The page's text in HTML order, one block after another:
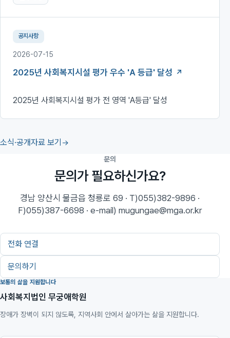
공지사항
2026-07-15
2025년 사회복지시설 평가 우수 'A 등급' 달성
2025년 사회복지시설 평가 전 영역 'A등급' 달성
소식·공개자료 보기
문의
문의가 필요하신가요?
경남 양산시 물금읍 청룡로 69 · T)055)382-9896 ·
F)055)387-6698 · e-mail) mugungae@mga.or.kr
전화 연결
문의하기
보통의 삶을 지원합니다
사회복지법인 무궁애학원
장애가 장벽이 되지 않도록, 지역사회 안에서 살아가는 삶을 지원합니다.